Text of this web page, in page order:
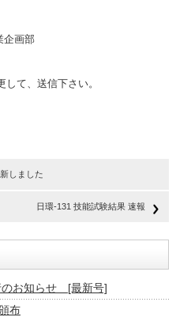
企画部
て、送信下さい。
しました
日環-131 技能試験結果 速報
のお知らせ [最新号]
布